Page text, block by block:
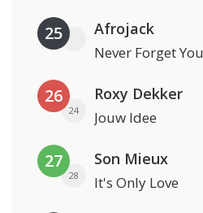
25 Afrojack
Never Forget You
26
24
Roxy Dekker
Jouw Idee
27
28
Son Mieux
It's Only Love